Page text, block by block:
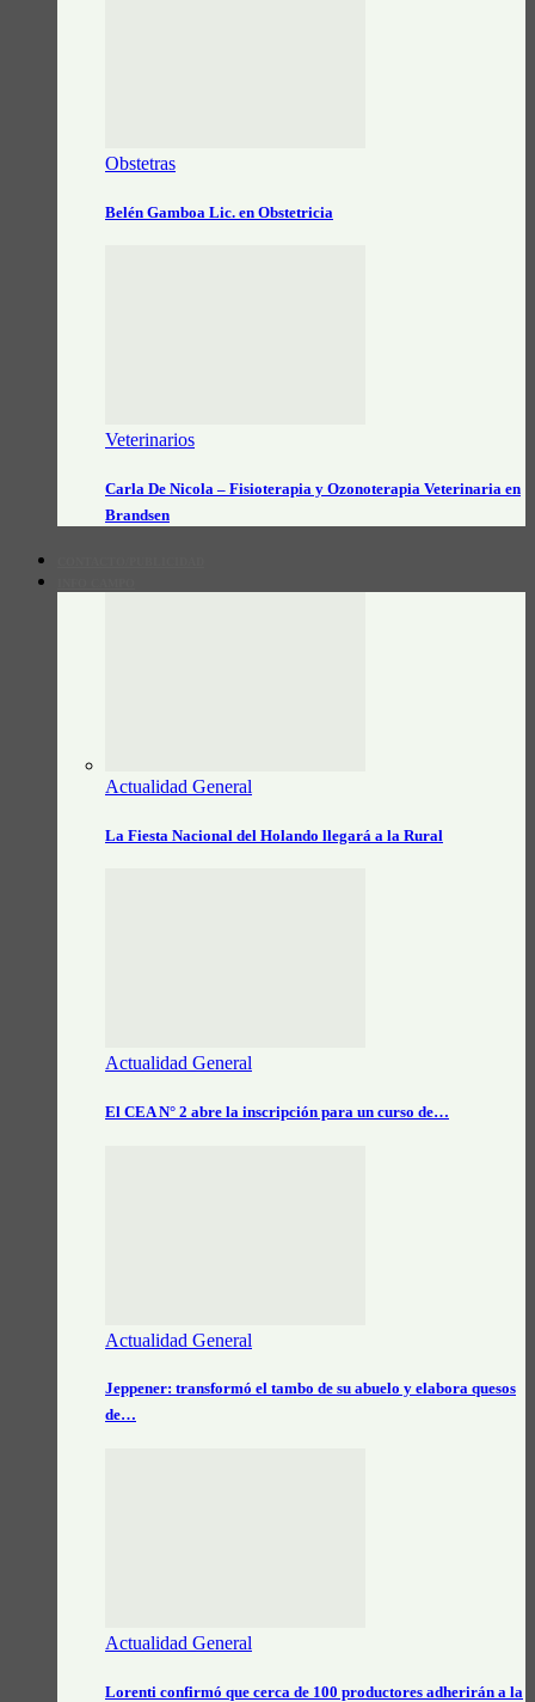
Obstetras
Belén Gamboa Lic. en Obstetricia
Veterinarios
Carla De Nicola – Fisioterapia y Ozonoterapia Veterinaria en
Brandsen
Actualidad General
La Fiesta Nacional del Holando llegará a la Rural
Actualidad General
El CEA N° 2 abre la inscripción para un curso de…
Actualidad General
Jeppener: transformó el tambo de su abuelo y elabora quesos
de…
Actualidad General
Lorenti confirmó que cerca de 100 productores adherirán a la